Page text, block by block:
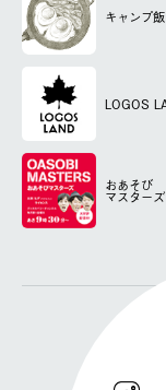
キャンプ飯
LOGOS
おあそび
マスターズ